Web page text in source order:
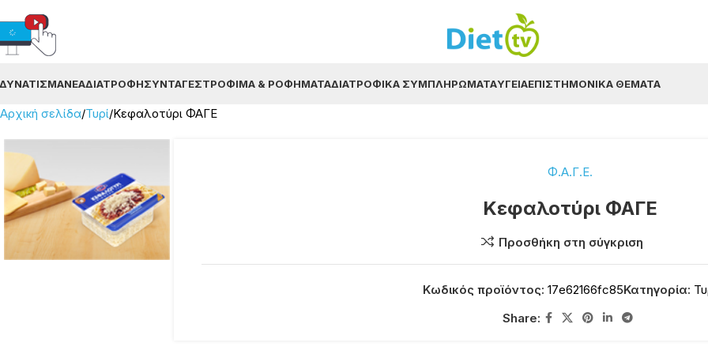
ΝΈΑΔΙΑΤΡΟΦΉΣΥΝΤΑΓΈΣΤΡΌΦΙΜΑ & ΡΟΦΉΜΑΤΑΔΙΑΤΡΟΦΙΚΆ ΣΥΜΠΛΗΡΏΜΑΤΑΥΓΕΊΑΕΠΙΣΤΗΜΟΝΙΚΆ ΘΈΜΑΤΑ
Αρχική σελίδα Τυρί Κεφαλοτύρι ΦΑΓΕ
Φ.Α.Γ.Ε.
Κεφαλοτύρι ΦΑΓΕ
Προσθήκη στη σύγκριση
Κωδικός προϊόντος: 17e62166fc85Κατηγορία:
Share: